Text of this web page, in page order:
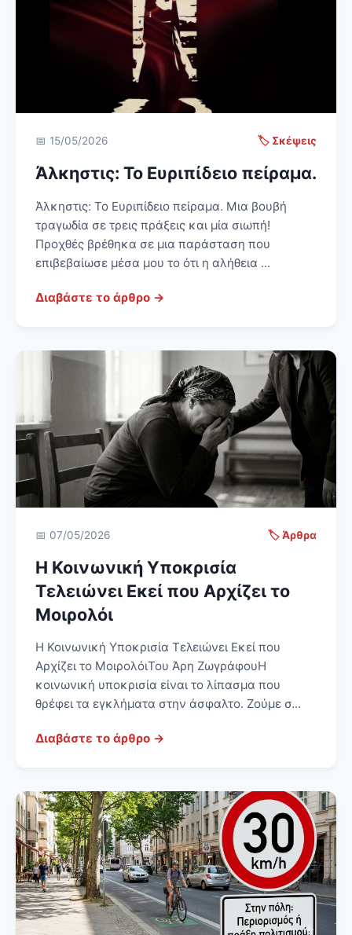
📅 15/05/2026 🏷️ Σκέψεις
Άλκηστις: Το Ευριπίδειο πείραμα.
Άλκηστις: Το Ευριπίδειο πείραμα. Μια βουβή
τραγωδία σε τρεις πράξεις και μία σιωπή!
Προχθές βρέθηκα σε μια παράσταση που
επιβεβαίωσε μέσα μου το ότι η αλήθεια ...
Διαβάστε το άρθρο →
📅 07/05/2026 🏷️ Άρθρα
Η Κοινωνική Υποκρισία
Τελειώνει Εκεί που Αρχίζει το
Μοιρολόι
Η Κοινωνική Υποκρισία Τελειώνει Εκεί που
Αρχίζει το ΜοιρολόιΤου Άρη ΖωγράφουΗ
κοινωνική υποκρισία είναι το λίπασμα που
θρέφει τα εγκλήματα στην άσφαλτο. Ζούμε σ...
Διαβάστε το άρθρο →